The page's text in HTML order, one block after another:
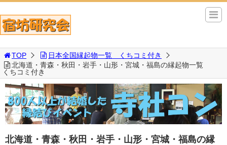
TOP
日本全国縁起物一覧 くちコミ付き
北海道・青森・秋田・岩手・山形・宮城・福島の縁起物一覧
くちコミ付き
北海道・青森・秋田・岩手・山形・宮城・福島の縁